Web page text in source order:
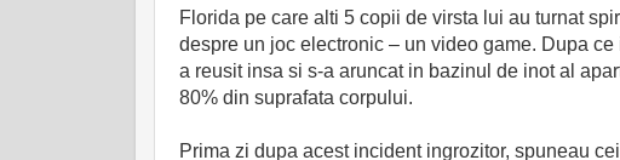
Florida pe care alti 5 copii de virsta lui au turnat
despre un joc electronic – un video game. Dupa
a reusit insa si s-a aruncat in bazinul de inot al
80% din suprafata corpului.
Prima zi dupa acest incident ingrozitor, spuneau